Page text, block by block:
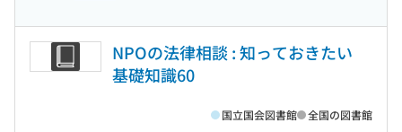
NPOの法律相談 : 知っておきたい
基礎知識60
国立国会図書館 全国の図書館